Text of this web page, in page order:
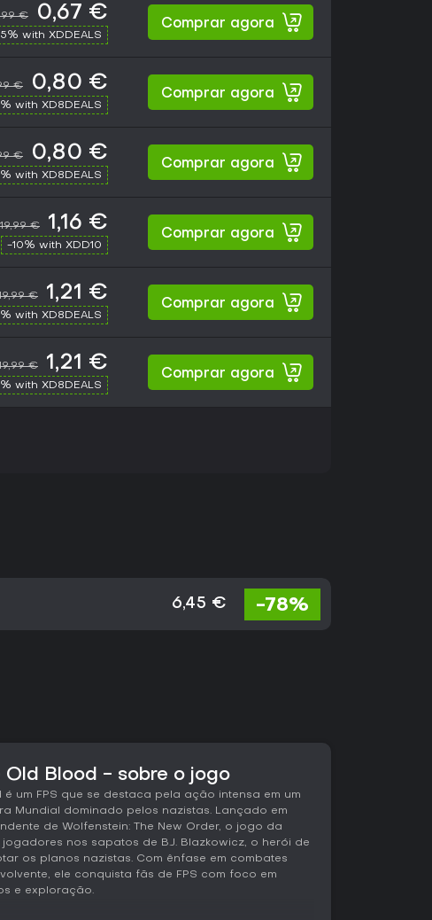
€ 0,67 €
with XDDEALS
Comprar agora
€ 0,80 €
with XD8DEALS
Comprar agora
€ 0,80 €
with XD8DEALS
Comprar agora
19,99 € 1,16 €
-10% with XDD10
Comprar agora
€ 1,21 €
with XD8DEALS
Comprar agora
€ 1,21 €
with XD8DEALS
Comprar agora
6,45 € -78%
Old Blood - sobre o jogo
é um FPS que se destaca pela ação intensa em um
Mundial dominado pelos nazistas. Lançado em
de Wolfenstein: The New Order, o jogo da
nos sapatos de B.J. Blazkowicz, o herói de
os planos nazistas. Com ênfase em combates
ele conquista fãs de FPS com foco em
e exploração.